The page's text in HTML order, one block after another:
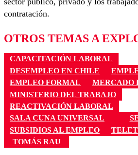
contratación.
OTROS TEMAS A
CAPACITACIÓN LABORAL
DESEMPLEO EN CHILE
EMPLEO FORMAL
MERCADO
MINISTERIO DEL TRABAJO
REACTIVACIÓN LABORAL
SALA CUNA UNIVERSAL
SUBSIDIOS AL EMPLEO
TOMÁS RAU